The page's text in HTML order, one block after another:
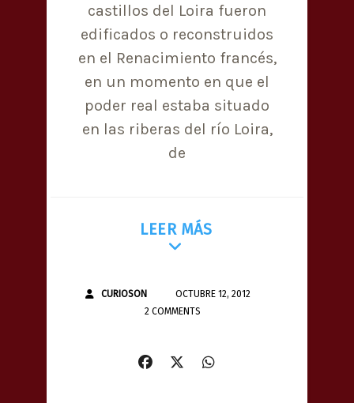
castillos del Loira fueron
edificados o reconstruidos
en el Renacimiento francés,
en un momento en que el
poder real estaba situado
en las riberas del río Loira,
de
LEER MÁS
CURIOSON
OCTUBRE 12, 2012
2 COMMENTS